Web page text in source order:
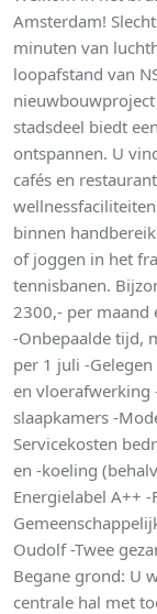
Amsterdam!
minuten van
loopafstand van
stadsdeel biedt
ontspannen. U
cafés en
binnen
of joggen in het
tennisbanen.
2300,- per maand
-Onbepaalde tijd,
per 1 juli -
en vloerafwerking
slaapkamers -
Servicekosten
en -koeling
Energielabel A++
Oudolf -Twee
Begane grond: U
centrale hal met